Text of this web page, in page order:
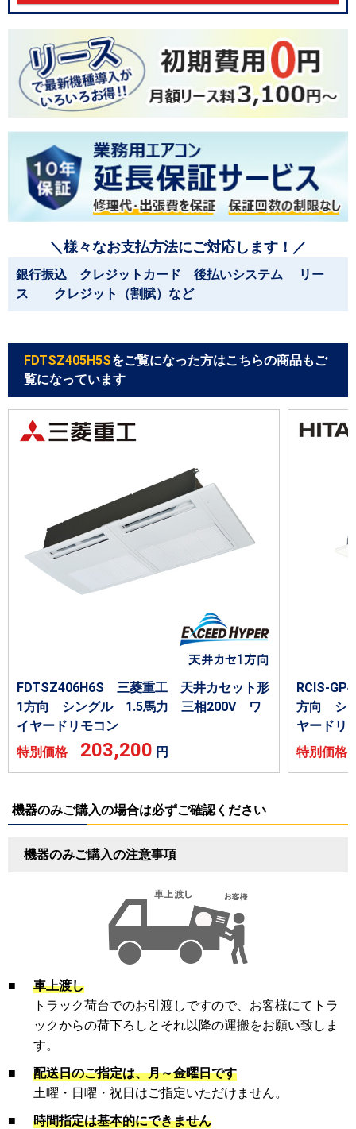
＼様々なお支払方法にご対応します！／
銀行振込 クレジットカード 後払いシステム リー
ス クレジット（割賦）など
FDTSZ405H5Sをご覧になった方はこちらの商品もご
覧になっています
FDTSZ406H6S 三菱重工 天井カセット形
1方向 シングル 1.5馬力 三相200V ワ
イヤードリモコン
特別価格 203,200 円
RCIS-
方向 シ
ヤードリ
特別価
機器のみご購入の場合は必ずご確認ください
機器のみご購入の注意事項
■
車上渡し
トラック荷台でのお引渡しですので、お客様にてトラ
ックからの荷下ろしとそれ以降の運搬をお願い致しま
す。
■
配送日のご指定は、月～金曜日です
土曜・日曜・祝日はご指定いただけません。
■
時間指定は基本的にできません